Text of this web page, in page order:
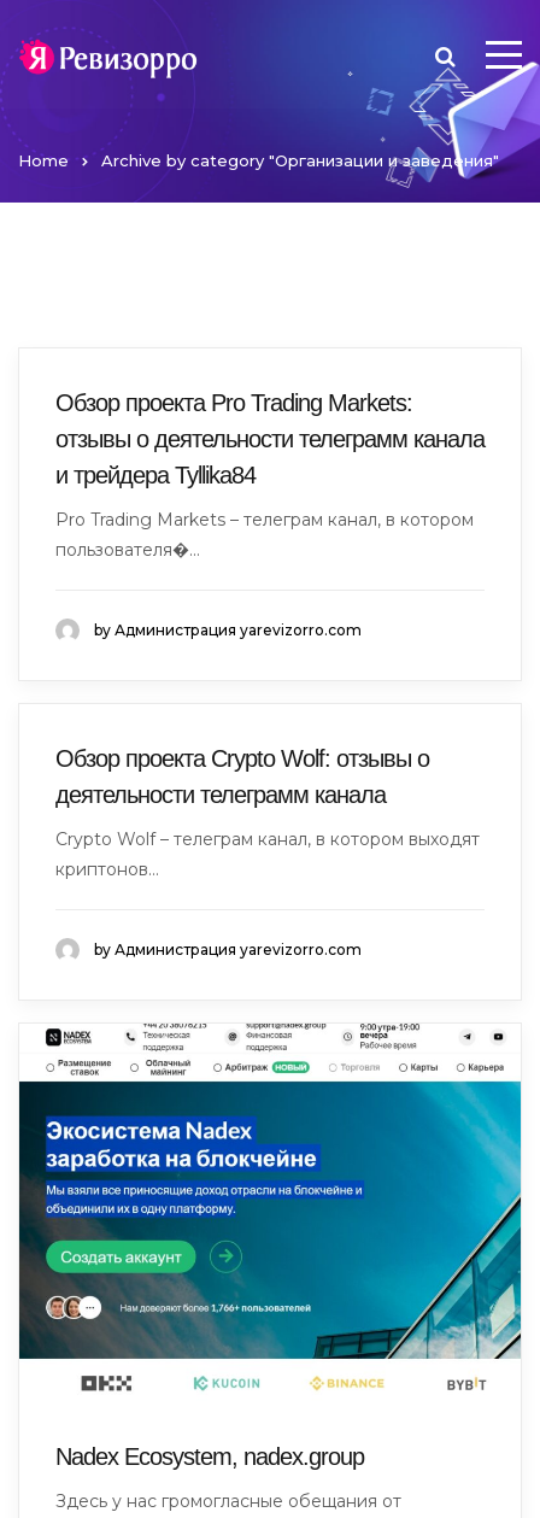
Home Archive by category "Организации и заведения"
Обзор проекта Pro Trading Markets:
отзывы о деятельности телеграмм канала
и трейдера Tyllika84
Pro Trading Markets – телеграм канал, в котором
пользователя�...
by Администрация yarevizorro.com
Обзор проекта Crypto Wolf: отзывы о
деятельности телеграмм канала
Crypto Wolf – телеграм канал, в котором выходят
криптонов...
by Администрация yarevizorro.com
Nadex Ecosystem, nadex.group
Здесь у нас громогласные обещания от